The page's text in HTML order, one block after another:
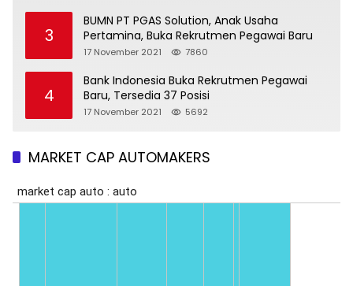
3
BUMN PT PGAS Solution, Anak Usaha
Pertamina, Buka Rekrutmen Pegawai Baru
17 November 2021 7860
4
Bank Indonesia Buka Rekrutmen Pegawai
Baru, Tersedia 37 Posisi
17 November 2021 5692
MARKET CAP AUTOMAKERS